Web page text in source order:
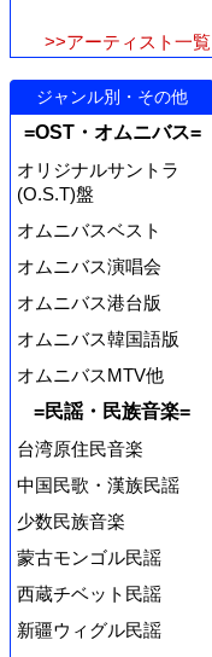
>>アーティスト一覧
ジャンル別・その他
=OST・オムニバス=
オリジナルサントラ
(O.S.T)盤
オムニバスベスト
オムニバス演唱会
オムニバス港台版
オムニバス韓国語版
オムニバスMTV他
=民謡・民族音楽=
台湾原住民音楽
中国民歌・漢族民謡
少数民族音楽
蒙古モンゴル民謡
西蔵チベット民謡
新疆ウィグル民謡